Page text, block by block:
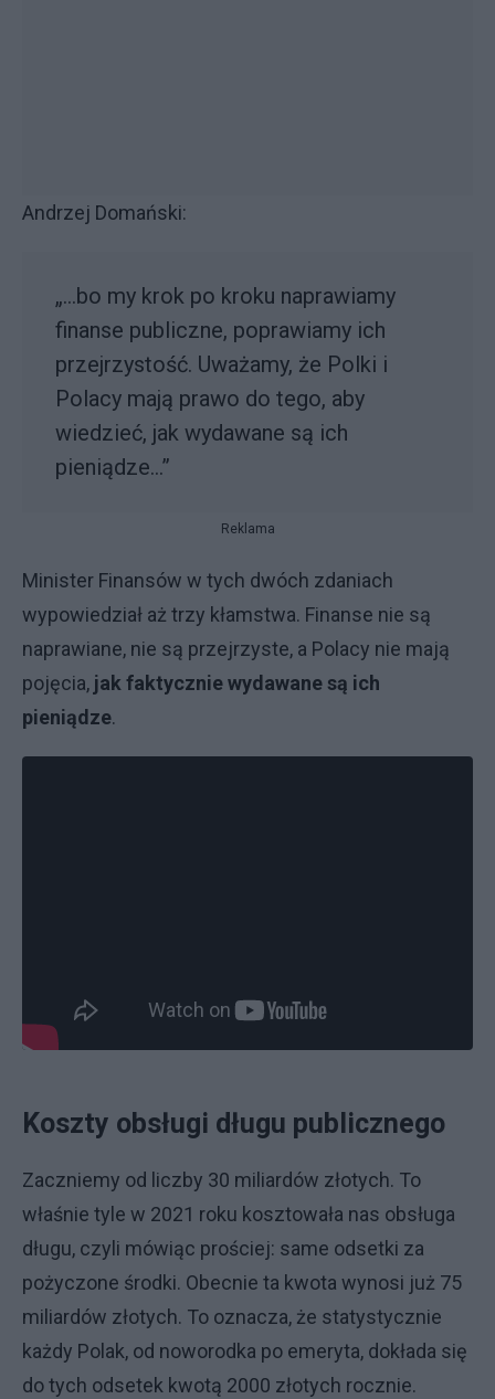
Andrzej Domański:
„…bo my krok po kroku naprawiamy
finanse publiczne, poprawiamy ich
przejrzystość. Uważamy, że Polki i
Polacy mają prawo do tego, aby
wiedzieć, jak wydawane są ich
pieniądze…”
Reklama
Minister Finansów w tych dwóch zdaniach
wypowiedział aż trzy kłamstwa. Finanse nie są
naprawiane, nie są przejrzyste, a Polacy nie mają
pojęcia, jak faktycznie wydawane są ich
pieniądze.
Koszty obsługi długu publicznego
Zaczniemy od liczby 30 miliardów złotych. To
właśnie tyle w 2021 roku kosztowała nas obsługa
długu, czyli mówiąc prościej: same odsetki za
pożyczone środki. Obecnie ta kwota wynosi już 75
miliardów złotych. To oznacza, że statystycznie
każdy Polak, od noworodka po emeryta, dokłada się
do tych odsetek kwotą 2000 złotych rocznie.